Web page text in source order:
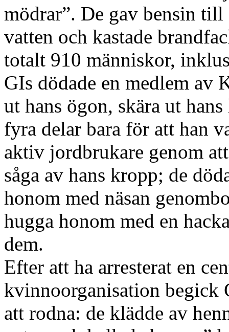
mödrar”. De gav bensin
vatten och kastade
totalt 910 människor,
GIs dödade en medlem av
ut hans ögon, skära ut
fyra delar bara för att han
aktiv jordbrukare genom
såga av hans kropp; de
honom med näsan
hugga honom med en
dem.
Efter att ha arresterat en
kvinnoorganisation begick
att rodna: de klädde av